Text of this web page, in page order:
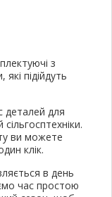
з
підійдуть
деталей для
ви можете
клік.
в день
час простою